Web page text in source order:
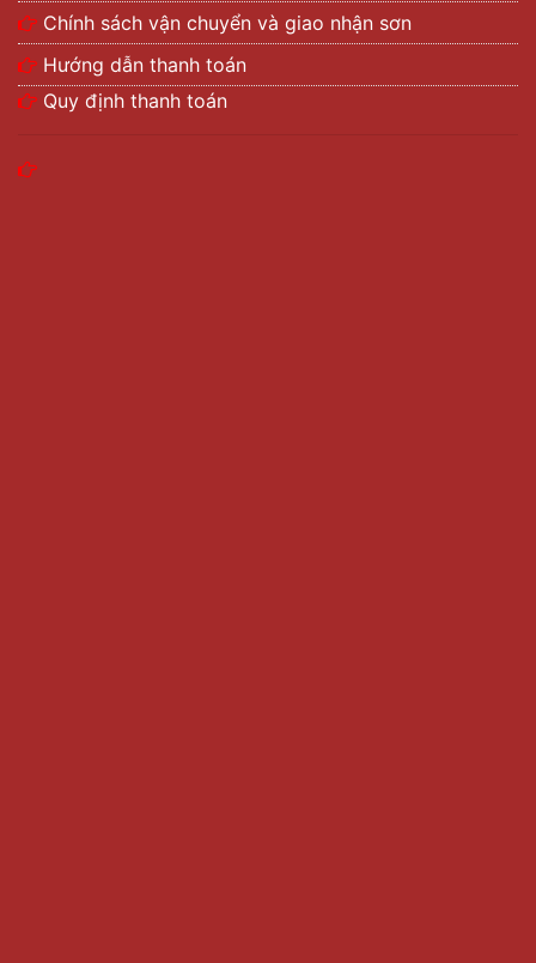
Chính sách vận chuyển và giao nhận sơn
Hướng dẫn thanh toán
Quy định thanh toán